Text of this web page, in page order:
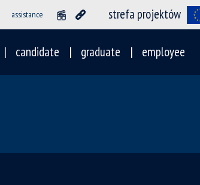
assistance strefa projektów
candidate graduate employee